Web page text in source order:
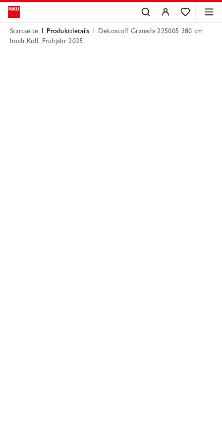
Startseite Produktdetails
Dekostoff Granada 225005 280 cm
hoch Koll. Frühjahr 2025